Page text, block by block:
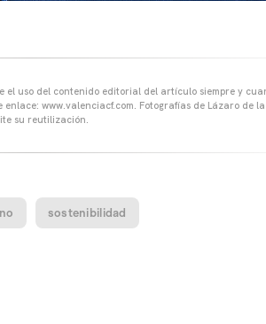
el uso del contenido editorial del artículo siempre y
www.valenciacf.com. Fotografías de Lázaro de la
su reutilización.
sostenibilidad